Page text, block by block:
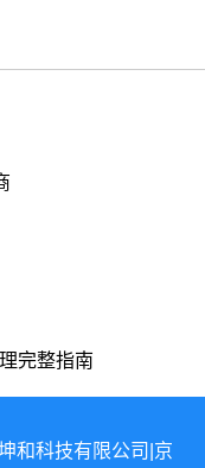
完整指南
和科技有限公司|京